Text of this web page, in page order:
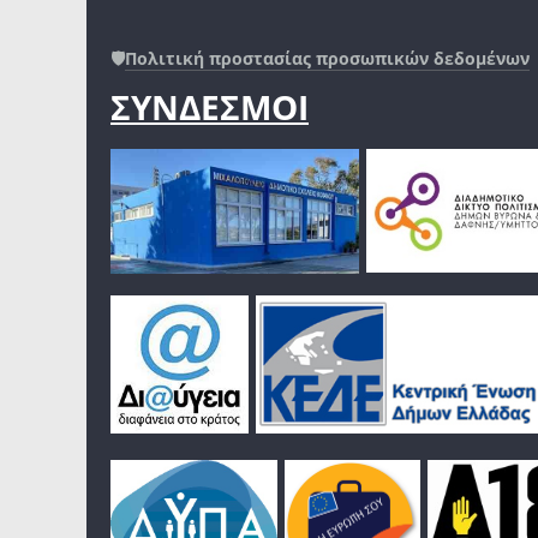
🛡️Πολιτική προστασίας προσωπικών δεδομένων
ΣΥΝΔΕΣΜΟΙ